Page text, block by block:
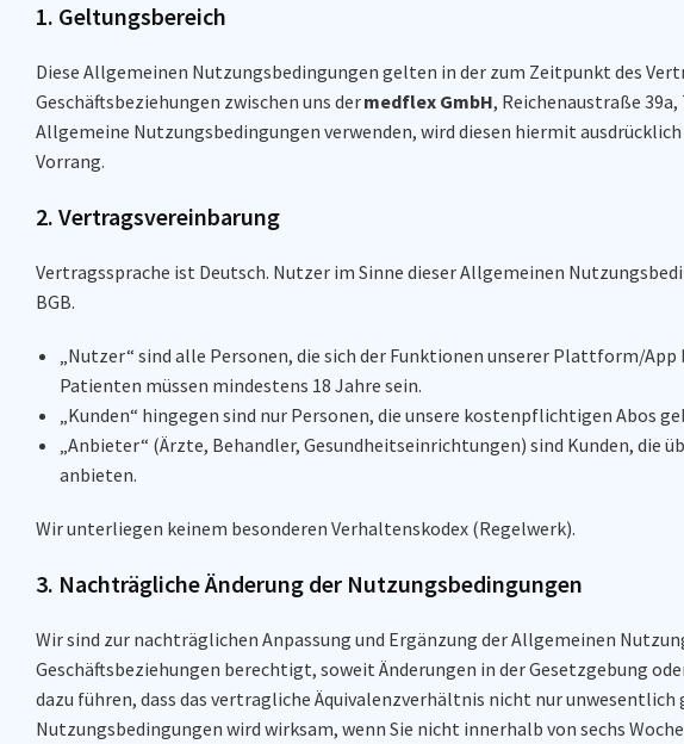
1. Geltungsbereich
Diese Allgemeinen Nutzungsbedingungen gelten in der zum Zeitpunkt des
Geschäftsbeziehungen zwischen uns dermedflex GmbH, Reichenaustraße
Allgemeine Nutzungsbedingungen verwenden, wird diesen hiermit
Vorrang.
2. Vertragsvereinbarung
Vertragssprache ist Deutsch. Nutzer im Sinne dieser Allgemeinen
BGB.
„Nutzer“ sind alle Personen, die sich der Funktionen unserer Plattform/App
Patienten müssen mindestens 18 Jahre sein.
„Kunden“ hingegen sind nur Personen, die unsere kostenpflichtigen Abos
„Anbieter“ (Ärzte, Behandler, Gesundheitseinrichtungen) sind Kunden, die
anbieten.
Wir unterliegen keinem besonderen Verhaltenskodex (Regelwerk).
3. Nachträgliche Änderung der Nutzungsbedingungen
Wir sind zur nachträglichen Anpassung und Ergänzung der Allgemeinen
Geschäftsbeziehungen berechtigt, soweit Änderungen in der Gesetzgebung
dazu führen, dass das vertragliche Äquivalenzverhältnis nicht nur
Nutzungsbedingungen wird wirksam, wenn Sie nicht innerhalb von sechs